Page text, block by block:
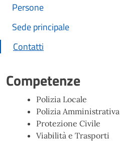
Persone
Sede principale
Contatti
Competenze
Polizia Locale
Polizia Amministrativa
Protezione Civile
Viabilità e Trasporti